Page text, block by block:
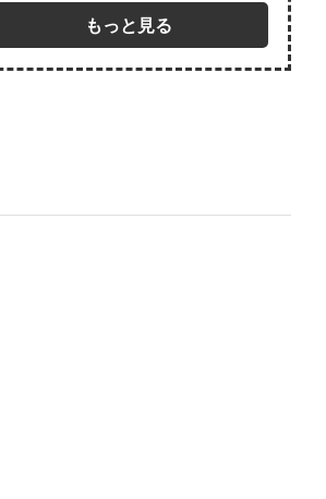
もっと見る